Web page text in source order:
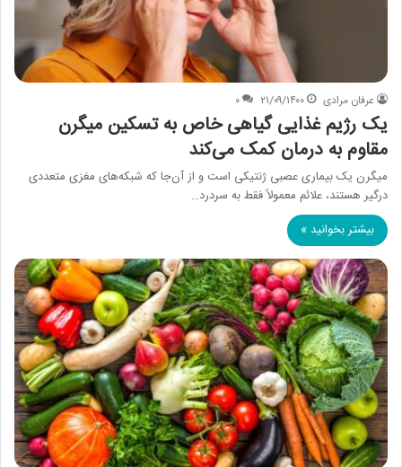
عرفان مرادی ۲۱/۰۹/۱۴۰۰ ۰
یک رژیم غذایی گیاهی خاص به تسکین میگرن
مقاوم به درمان کمک می‌کند
میگرن یک بیماری عصبی ژنتیکی است و از آن‌جا که شبکه‌های مغزی متعددی
درگیر هستند، علائم معمولاً فقط به سردرد…
بیشتر بخوانید »